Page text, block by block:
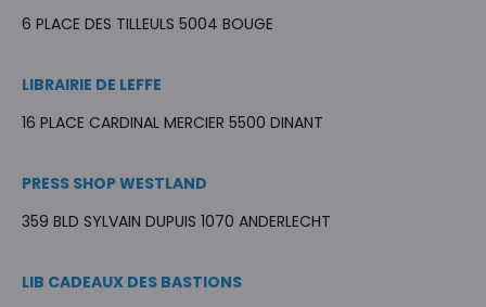
6 PLACE DES TILLEULS 5004 BOUGE
LIBRAIRIE DE LEFFE
16 PLACE CARDINAL MERCIER 5500 DINANT
PRESS SHOP WESTLAND
359 BLD SYLVAIN DUPUIS 1070 ANDERLECHT
LIB CADEAUX DES BASTIONS